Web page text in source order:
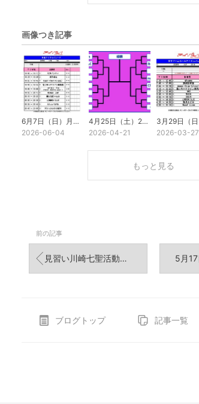
画像つき記事
6月7日（日）月島もんじゃ焼きイベント開催
2026-06-04
4月25日（土）26日（日）第1回アイドルグループクイーントーナメント3vs3 出場
2026-04-21
2026-03-27
もっと見る
前の記事
見習い川崎七聖活動休止のお知らせ
ブログトップ 記事一覧